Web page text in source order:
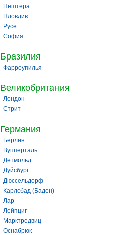
Пештера
Пловдив
Русе
София
Бразилия
Фарроупилья
Великобритания
Лондон
Стрит
Германия
Берлин
Вупперталь
Детмольд
Дуйсбург
Дюссельдорф
Карлсбад (Баден)
Лар
Лейпциг
Марктредвиц
Оснабрюк